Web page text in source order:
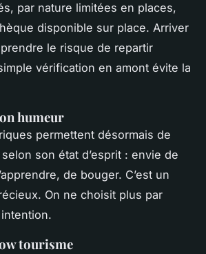
par nature limitées en places,
disponible sur place. Arriver
le risque de repartir
vérification en amont évite la
humeur
permettent désormais de
son état d’esprit : envie de
de bouger. C’est un
On ne choisit plus par
tourisme